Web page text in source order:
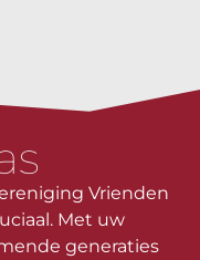
Vrienden
Met uw
generaties